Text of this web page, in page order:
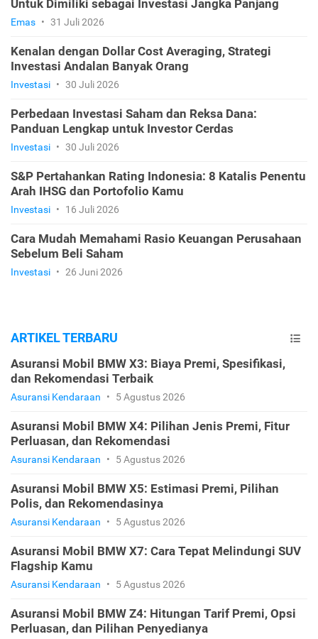
Untuk Dimiliki sebagai Investasi Jangka Panjang
Emas • 31 Juli 2026
Kenalan dengan Dollar Cost Averaging, Strategi
Investasi Andalan Banyak Orang
Investasi • 30 Juli 2026
Perbedaan Investasi Saham dan Reksa Dana:
Panduan Lengkap untuk Investor Cerdas
Investasi • 30 Juli 2026
S&P Pertahankan Rating Indonesia: 8 Katalis Penentu
Arah IHSG dan Portofolio Kamu
Investasi • 16 Juli 2026
Cara Mudah Memahami Rasio Keuangan Perusahaan
Sebelum Beli Saham
Investasi • 26 Juni 2026
ARTIKEL TERBARU
Asuransi Mobil BMW X3: Biaya Premi, Spesifikasi,
dan Rekomendasi Terbaik
Asuransi Kendaraan • 5 Agustus 2026
Asuransi Mobil BMW X4: Pilihan Jenis Premi, Fitur
Perluasan, dan Rekomendasi
Asuransi Kendaraan • 5 Agustus 2026
Asuransi Mobil BMW X5: Estimasi Premi, Pilihan
Polis, dan Rekomendasinya
Asuransi Kendaraan • 5 Agustus 2026
Asuransi Mobil BMW X7: Cara Tepat Melindungi SUV
Flagship Kamu
Asuransi Kendaraan • 5 Agustus 2026
Asuransi Mobil BMW Z4: Hitungan Tarif Premi, Opsi
Perluasan, dan Pilihan Penyedianya